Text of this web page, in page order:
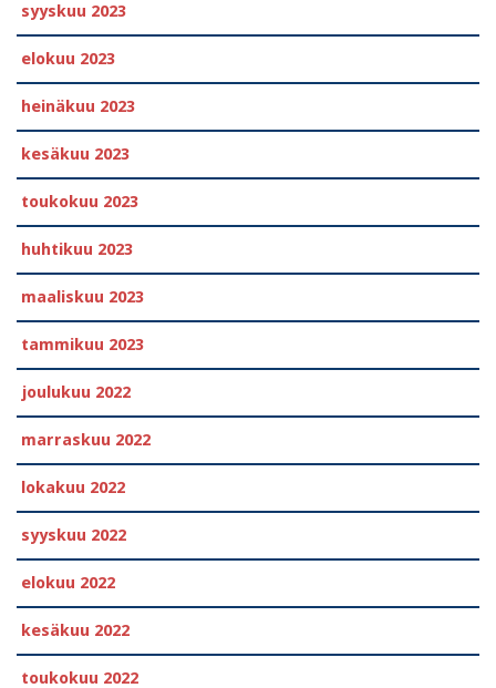
syyskuu 2023
elokuu 2023
heinäkuu 2023
kesäkuu 2023
toukokuu 2023
huhtikuu 2023
maaliskuu 2023
tammikuu 2023
joulukuu 2022
marraskuu 2022
lokakuu 2022
syyskuu 2022
elokuu 2022
kesäkuu 2022
toukokuu 2022